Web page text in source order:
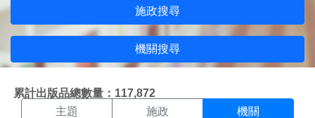
施政搜尋
機關搜尋
累計出版品總數量：117,872
機關搜尋結果頁面
主題 施政 機關